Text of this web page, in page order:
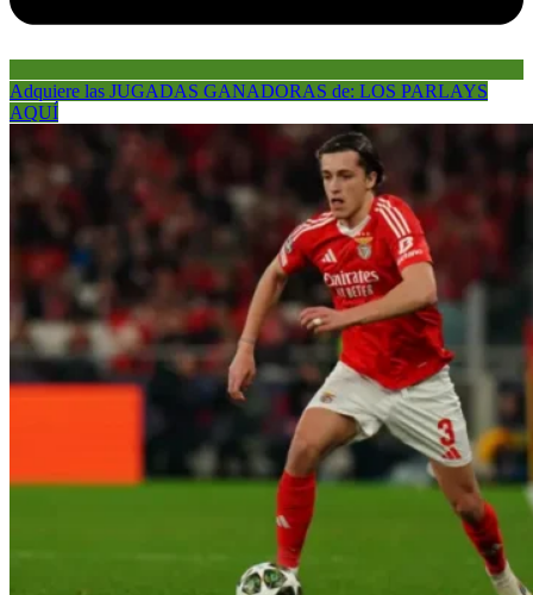
Adquiere las JUGADAS GANADORAS de: LOS PARLAYS
AQUÍ